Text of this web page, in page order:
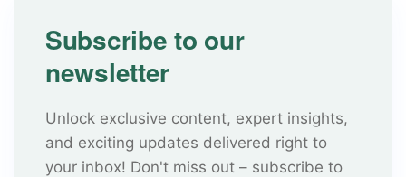
Subscribe to our
newsletter
Unlock exclusive content, expert insights,
and exciting updates delivered right to
your inbox! Don't miss out – subscribe to